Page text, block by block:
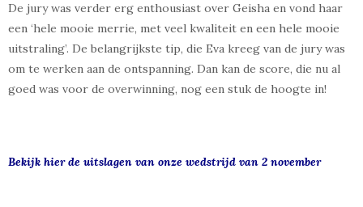
De jury was verder erg enthousiast over Geisha en vond haar
een ‘hele mooie merrie, met veel kwaliteit en een hele mooie
uitstraling’. De belangrijkste tip, die Eva kreeg van de jury was
om te werken aan de ontspanning. Dan kan de score, die nu al
goed was voor de overwinning, nog een stuk de hoogte in!
Bekijk hier de uitslagen van onze wedstrijd van 2 november